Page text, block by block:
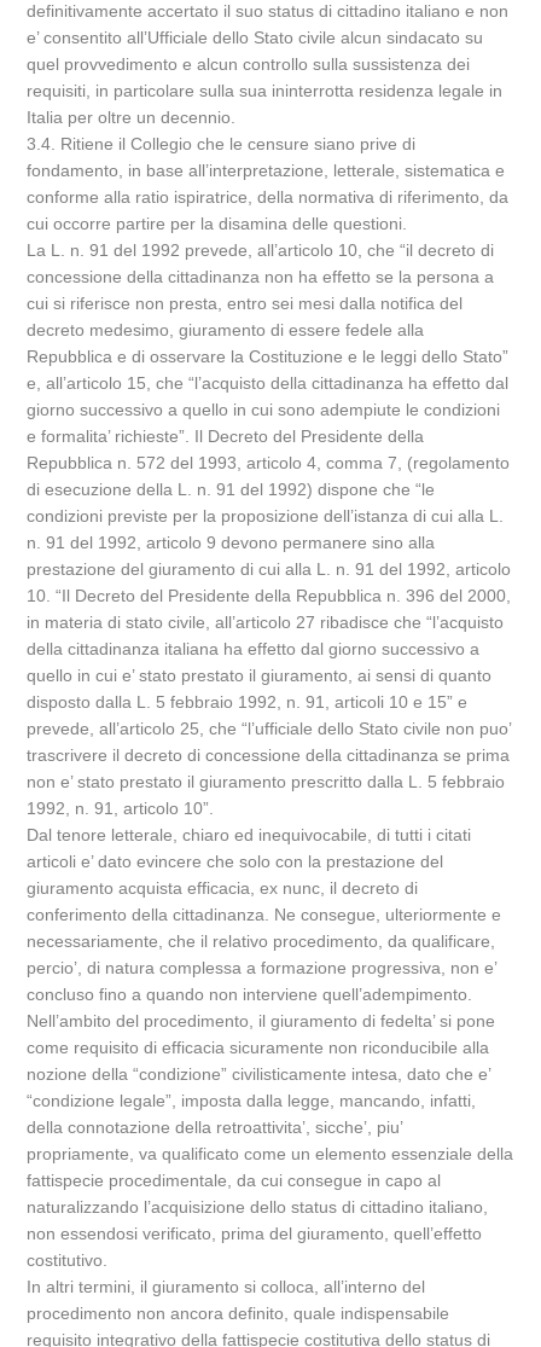
definitivamente accertato il suo status di cittadino italiano e non
e’ consentito all’Ufficiale dello Stato civile alcun sindacato su
quel provvedimento e alcun controllo sulla sussistenza dei
requisiti, in particolare sulla sua ininterrotta residenza legale in
Italia per oltre un decennio.
3.4. Ritiene il Collegio che le censure siano prive di
fondamento, in base all’interpretazione, letterale, sistematica e
conforme alla ratio ispiratrice, della normativa di riferimento, da
cui occorre partire per la disamina delle questioni.
La L. n. 91 del 1992 prevede, all’articolo 10, che “il decreto di
concessione della cittadinanza non ha effetto se la persona a
cui si riferisce non presta, entro sei mesi dalla notifica del
decreto medesimo, giuramento di essere fedele alla
Repubblica e di osservare la Costituzione e le leggi dello Stato”
e, all’articolo 15, che “l’acquisto della cittadinanza ha effetto dal
giorno successivo a quello in cui sono adempiute le condizioni
e formalita’ richieste”. Il Decreto del Presidente della
Repubblica n. 572 del 1993, articolo 4, comma 7, (regolamento
di esecuzione della L. n. 91 del 1992) dispone che “le
condizioni previste per la proposizione dell’istanza di cui alla L.
n. 91 del 1992, articolo 9 devono permanere sino alla
prestazione del giuramento di cui alla L. n. 91 del 1992, articolo
10. “Il Decreto del Presidente della Repubblica n. 396 del 2000,
in materia di stato civile, all’articolo 27 ribadisce che “l’acquisto
della cittadinanza italiana ha effetto dal giorno successivo a
quello in cui e’ stato prestato il giuramento, ai sensi di quanto
disposto dalla L. 5 febbraio 1992, n. 91, articoli 10 e 15” e
prevede, all’articolo 25, che “l’ufficiale dello Stato civile non puo’
trascrivere il decreto di concessione della cittadinanza se prima
non e’ stato prestato il giuramento prescritto dalla L. 5 febbraio
1992, n. 91, articolo 10”.
Dal tenore letterale, chiaro ed inequivocabile, di tutti i citati
articoli e’ dato evincere che solo con la prestazione del
giuramento acquista efficacia, ex nunc, il decreto di
conferimento della cittadinanza. Ne consegue, ulteriormente e
necessariamente, che il relativo procedimento, da qualificare,
percio’, di natura complessa a formazione progressiva, non e’
concluso fino a quando non interviene quell’adempimento.
Nell’ambito del procedimento, il giuramento di fedelta’ si pone
come requisito di efficacia sicuramente non riconducibile alla
nozione della “condizione” civilisticamente intesa, dato che e’
“condizione legale”, imposta dalla legge, mancando, infatti,
della connotazione della retroattivita’, sicche’, piu’
propriamente, va qualificato come un elemento essenziale della
fattispecie procedimentale, da cui consegue in capo al
naturalizzando l’acquisizione dello status di cittadino italiano,
non essendosi verificato, prima del giuramento, quell’effetto
costitutivo.
In altri termini, il giuramento si colloca, all’interno del
procedimento non ancora definito, quale indispensabile
requisito integrativo della fattispecie costitutiva dello status di